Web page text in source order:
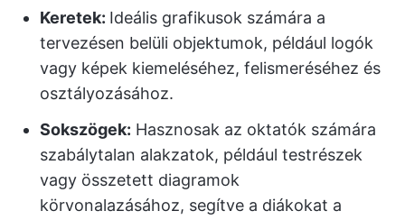
Keretek: Ideális grafikusok számára a
tervezésen belüli objektumok, például logók
vagy képek kiemeléséhez, felismeréséhez és
osztályozásához.
Sokszögek: Hasznosak az oktatók számára
szabálytalan alakzatok, például testrészek
vagy összetett diagramok
körvonalazásához, segítve a diákokat a